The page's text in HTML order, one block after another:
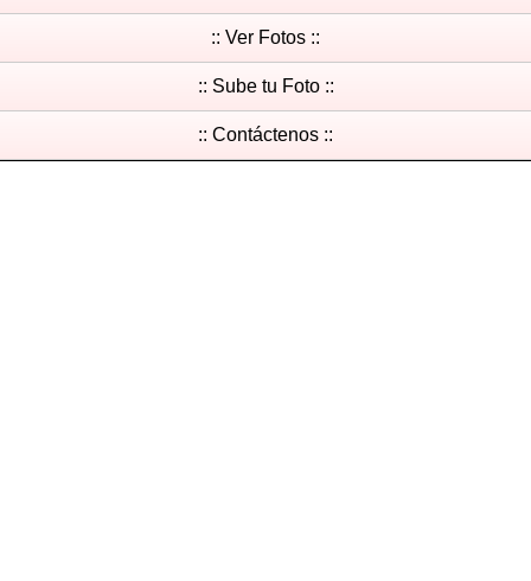
:: Ver Fotos ::
:: Sube tu Foto ::
:: Contáctenos ::